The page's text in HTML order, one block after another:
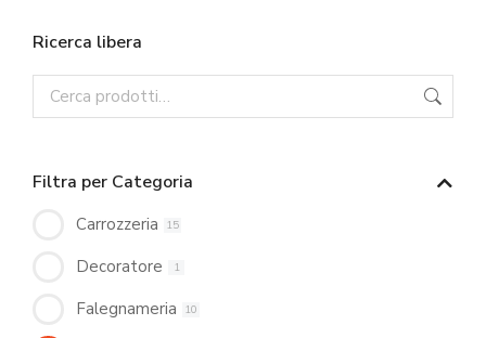
Ricerca libera
Filtra per Categoria
Carrozzeria 15
Decoratore 1
Falegnameria 10